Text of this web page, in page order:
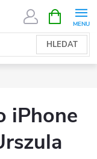
HLEDAT
NÁKUPNÍ
KOŠÍK
iPhone